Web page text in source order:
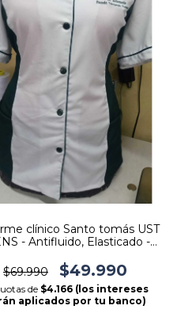
clínico Santo tomás UST
- Antifluido, Elasticado -
$69.990
$49.990
de $4.166 (los intereses
aplicados por tu banco)